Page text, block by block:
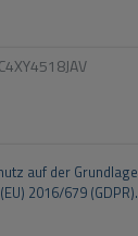
auf der Grundlage
2016/679 (GDPR).